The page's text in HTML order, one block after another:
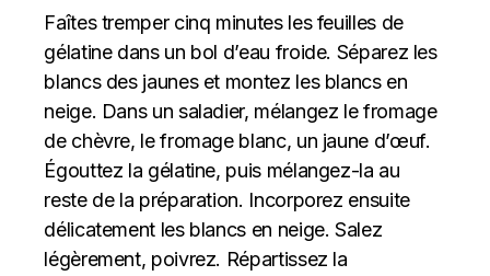
Faîtes tremper cinq minutes les feuilles de
gélatine dans un bol d’eau froide. Séparez les
blancs des jaunes et montez les blancs en
neige. Dans un saladier, mélangez le fromage
de chèvre, le fromage blanc, un jaune d’œuf.
Égouttez la gélatine, puis mélangez-la au
reste de la préparation. Incorporez ensuite
délicatement les blancs en neige. Salez
légèrement, poivrez. Répartissez la